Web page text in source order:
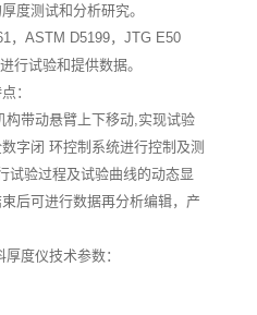
度测试和分析研究。
，ASTM D5199，JTG E50
行试验和提供数据。
：
构带动悬臂上下移动,实现试验
字闭 环控制系统进行控制及测
验过程及试验曲线的动态显
后可进行数据再分析编辑，产
度仪技术参数：